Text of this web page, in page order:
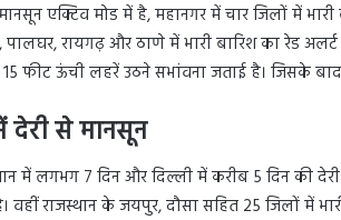
मानसून एक्टिव मोड में है, महानगर में चार जिलों में
रायगढ़ और ठाणे में भारी बारिश का रेड
फीट ऊंची लहरें उठने सभांवना जताई है। जिसके
देरी से मानसून
में लगभग 7 दिन और दिल्ली में करीब 5 दिन की
राजस्थान के जयपुर, दौसा सहित 25 जिलों में